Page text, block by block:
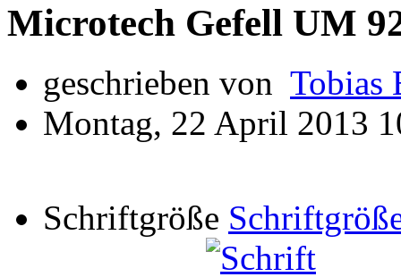
Microtech Gefell UM
geschrieben von Tobias
Montag, 22 April 2013
Schriftgröße